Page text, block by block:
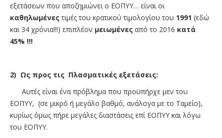
εξετάσεων που αποζημιώνει ο ΕΟΠΥΥ… είναι οι
καθηλωμένες τιμές του κρατικού τιμολογίου του 1991 (εδώ
και 34 χρόνια!!!) επιπλέον μειωμένες από το 2016 κατά
45% !!!
2) Ως προς τις Πλασματικές εξετάσεις:
Αυτές είναι ένα πρόβλημα που προϋπήρχε μεν του
ΕΟΠΥΥ, (σε μικρό ή μεγάλο βαθμό, ανάλογα με το Ταμείο),
κυρίως όμως πήρε μεγάλες διαστάσεις επί ΕΟΠΥΥ και λόγω
του ΕΟΠΥΥ.